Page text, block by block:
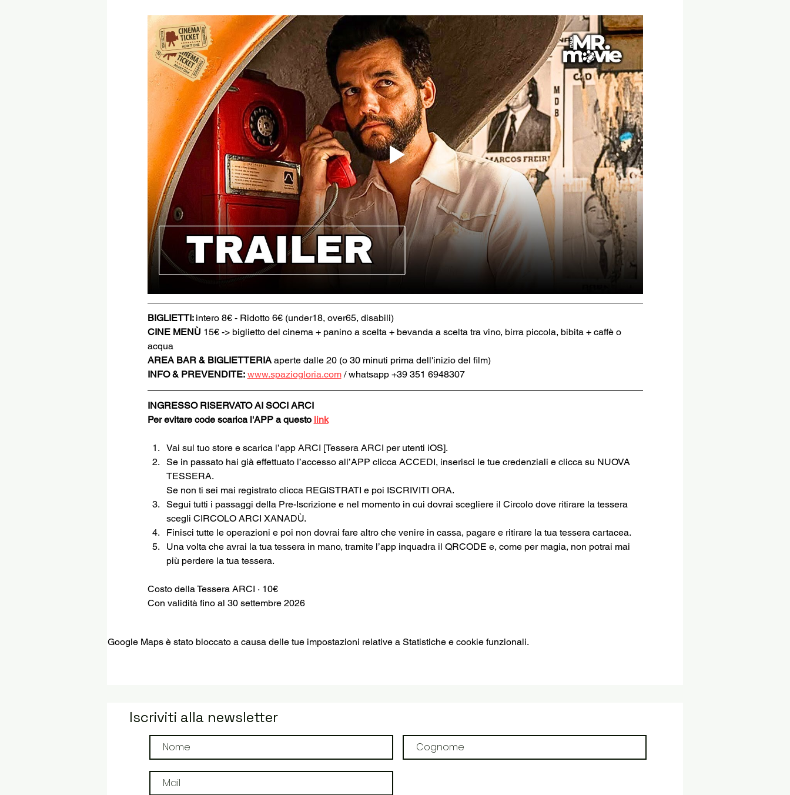
BIGLIETTI: intero 8€ - Ridotto 6€ (under18, over65, disabili)
CINE MENÙ 15€ -> biglietto del cinema + panino a scelta + bevanda a scelta tra vino, birra piccola, bibita + caffè o
acqua
AREA BAR & BIGLIETTERIA aperte dalle 20 (o 30 minuti prima dell'inizio del film)
INFO & PREVENDITE: www.spaziogloria.com / whatsapp +39 351 6948307
INGRESSO RISERVATO AI SOCI ARCI
Per evitare code scarica l'APP a questo link
Vai sul tuo store e scarica l’app ARCI [Tessera ARCI per utenti iOS].
Se in passato hai già effettuato l’accesso all’APP clicca ACCEDI, inserisci le tue credenziali e clicca su NUOVA
TESSERA.
Se non ti sei mai registrato clicca REGISTRATI e poi ISCRIVITI ORA.
Segui tutti i passaggi della Pre-Iscrizione e nel momento in cui dovrai scegliere il Circolo dove ritirare la tessera
scegli CIRCOLO ARCI XANADÙ.
Finisci tutte le operazioni e poi non dovrai fare altro che venire in cassa, pagare e ritirare la tua tessera cartacea.
Una volta che avrai la tua tessera in mano, tramite l’app inquadra il QRCODE e, come per magia, non potrai mai
più perdere la tua tessera.
Costo della Tessera ARCI · 10€
Con validità fino al 30 settembre 2026
Google Maps è stato bloccato a causa delle tue impostazioni relative a Statistiche e cookie funzionali.
Iscriviti alla newsletter